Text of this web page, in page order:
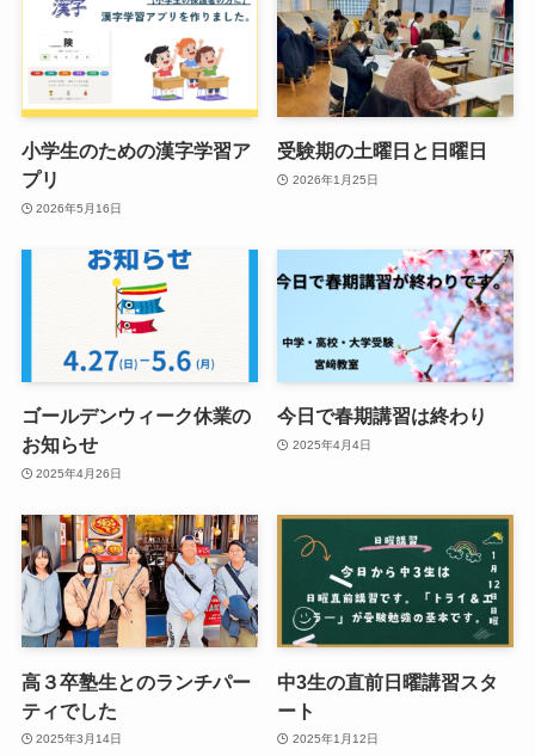
小学生のための漢字学習ア
プリ
2026年5月16日
受験期の土曜日と日曜日
2026年1月25日
ゴールデンウィーク休業の
お知らせ
2025年4月26日
今日で春期講習は終わり
2025年4月4日
高３卒塾生とのランチパー
ティでした
2025年3月14日
中3生の直前日曜講習スタ
ート
2025年1月12日